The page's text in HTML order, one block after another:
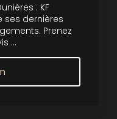
: KF
ses dernières
Prenez
...